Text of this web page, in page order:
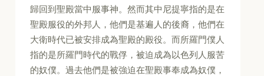
歸回到聖殿當中服事神。然而其中尼提寧指的是在
聖殿服役的外邦人，他們是基遍人的後裔，他們在
大衛時代已被安排成為聖殿的殿役。而所羅門僕人
指的是所羅門時代的戰俘，被迫成為以色列人服苦
的奴僕。過去他們是被強迫在聖殿事奉成為奴僕，